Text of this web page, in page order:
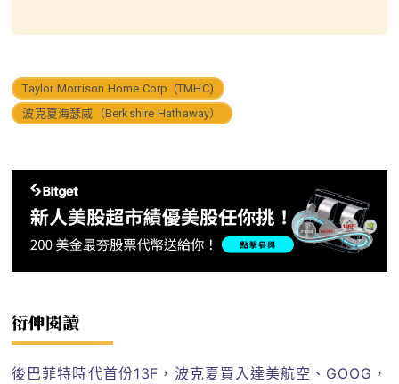
Taylor Morrison Home Corp. (TMHC)
波克夏海瑟威（Berkshire Hathaway）
衍伸閱讀
後巴菲特時代首份13F，波克夏買入達美航空、GOOG，